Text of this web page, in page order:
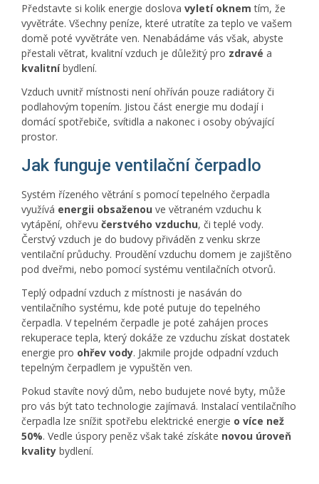
Představte si kolik energie doslova vyletí oknem tím, že
vyvětráte. Všechny peníze, které utratíte za teplo ve vašem
domě poté vyvětráte ven. Nenabádáme vás však, abyste
přestali větrat, kvalitní vzduch je důležitý pro zdravé a
kvalitníbydlení.
Vzduch uvnitř místnosti není ohříván pouze radiátory či
podlahovým topením. Jistou část energie mu dodají i
domácí spotřebiče, svítidla a nakonec i osoby obývající
prostor.
Jak funguje ventilační čerpadlo
Systém řízeného větrání s pomocí tepelného čerpadla
využívá energii obsaženou ve větraném vzduchu k
vytápění, ohřevu čerstvého vzduchu, či teplé vody.
Čerstvý vzduch je do budovy přiváděn z venku skrze
ventilační průduchy. Proudění vzduchu domem je zajištěno
pod dveřmi, nebo pomocí systému ventilačních otvorů.
Teplý odpadní vzduch z místnosti je nasáván do
ventilačního systému, kde poté putuje do tepelného
čerpadla. V tepelném čerpadle je poté zahájen proces
rekuperace tepla, který dokáže ze vzduchu získat dostatek
energie pro ohřev vody. Jakmile projde odpadní vzduch
tepelným čerpadlem je vypuštěn ven.
Pokud stavíte nový dům, nebo budujete nové byty, může
pro vás být tato technologie zajímavá. Instalací ventilačního
čerpadla lze snížit spotřebu elektrické energie o více než
50%. Vedle úspory peněz však také získáte novou úroveň
kvality bydlení.